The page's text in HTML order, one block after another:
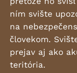
ním svište
na
človekom.
prejav aj ako
teritória.